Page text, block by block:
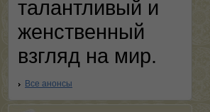
талантливый и
женственный
взгляд на мир.
Все анонсы